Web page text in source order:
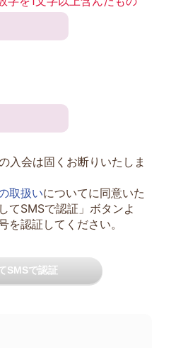
入会は固くお断りいたしま
取扱いについてに同意いた
てSMSで認証」ボタンよ
を認証してください。
SMSで認証